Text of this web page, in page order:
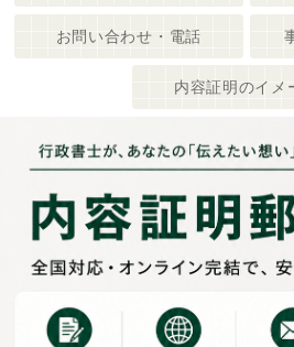
お問い合わせ・電話
内容証明のイメ